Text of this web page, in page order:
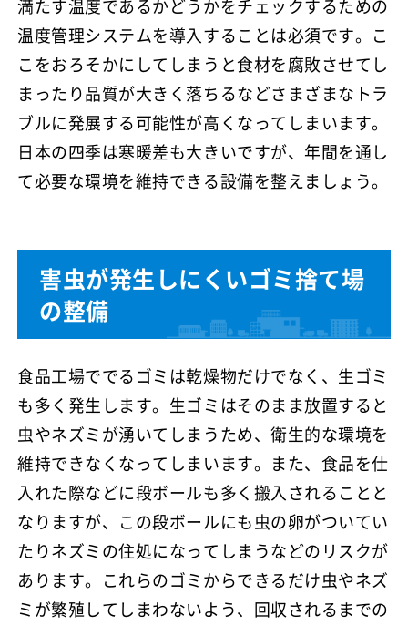
満たす温度であるかどうかをチェックするための
温度管理システムを導入することは必須です。こ
こをおろそかにしてしまうと食材を腐敗させてし
まったり品質が大きく落ちるなどさまざまなトラ
ブルに発展する可能性が高くなってしまいます。
日本の四季は寒暖差も大きいですが、年間を通し
て必要な環境を維持できる設備を整えましょう。
害虫が発生しにくいゴミ捨て場
の整備
食品工場ででるゴミは乾燥物だけでなく、生ゴミ
も多く発生します。生ゴミはそのまま放置すると
虫やネズミが湧いてしまうため、衛生的な環境を
維持できなくなってしまいます。また、食品を仕
入れた際などに段ボールも多く搬入されることと
なりますが、この段ボールにも虫の卵がついてい
たりネズミの住処になってしまうなどのリスクが
あります。これらのゴミからできるだけ虫やネズ
ミが繁殖してしまわないよう、回収されるまでの